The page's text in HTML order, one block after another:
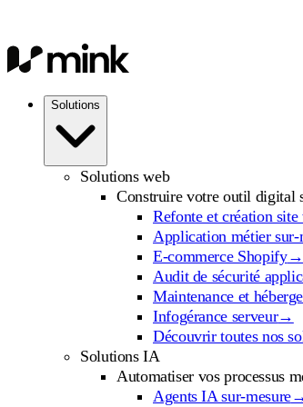
Solutions
Solutions web
Construire votre outil digital
Refonte et création site
Application métier sur-
E-commerce Shopify→
Audit de sécurité
Maintenance et
Infogérance serveur→
Découvrir toutes nos
Solutions IA
Automatiser vos processus
Agents IA sur-mesure